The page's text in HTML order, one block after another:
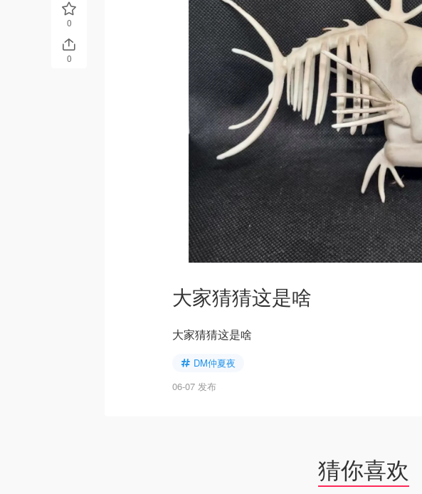
0
0
大家猜猜这是啥
大家猜猜这是啥
DM仲夏夜
06-07 发布
猜你喜欢